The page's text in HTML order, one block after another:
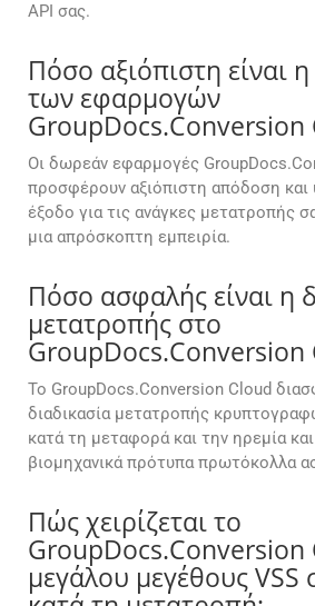
API σας.
Πόσο αξιόπιστη είναι
των εφαρμογών
GroupDocs.Conversion
Οι δωρεάν εφαρμογές
προσφέρουν αξιόπιστη απόδοση
έξοδο για τις ανάγκες μετατροπής
μια απρόσκοπτη εμπειρία.
Πόσο ασφαλής είναι η
μετατροπής στο
GroupDocs.Conversion
Το GroupDocs.Conversion Cloud
διαδικασία μετατροπής
κατά τη μεταφορά και την ηρεμία
βιομηχανικά πρότυπα πρωτόκολλα
Πώς χειρίζεται το
GroupDocs.Conversion
μεγάλου μεγέθους VSS